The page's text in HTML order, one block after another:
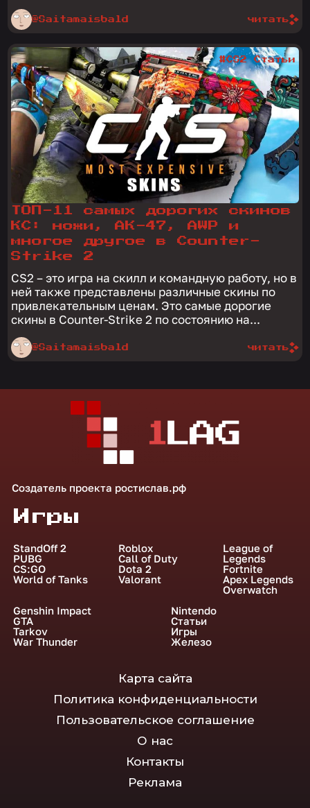
@Saitamaisbald читать
ТОП-11 самых дорогих скинов
КС: ножи, АК-47, AWP и
многое другое в Counter-
Strike 2
CS2 – это игра на скилл и командную работу, но в
ней также представлены различные скины по
привлекательным ценам. Это самые дорогие
скины в Counter-Strike 2 по состоянию на...
@Saitamaisbald
#CS2 Статьи
читать
Создатель проекта ростислав.рф
Игры
StandOff 2
PUBG
CS:GO
World of Tanks
Roblox
Call of Duty
Dota 2
Valorant
League of
Legends
Fortnite
Apex Legends
Overwatch
Genshin Impact
GTA
Tarkov
War Thunder
Nintendo
Статьи
Игры
Железо
Карта сайта
Политика конфиденциальности
Пользовательское соглашение
О нас
Контакты
Реклама